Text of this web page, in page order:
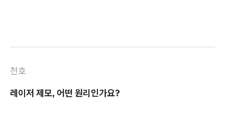
천호
레이저 제모, 어떤 원리인가요?